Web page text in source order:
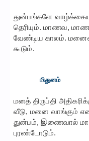
துன்பங்களே
தெரியும். மாணவ,
வேண்டிய காலம்.
கூடும்.
மிதுனம்
மனத் திருப்தி
வீடு, மனை வாங்கும்
துன்பம், இணைவால்
புரண்டோடும்.